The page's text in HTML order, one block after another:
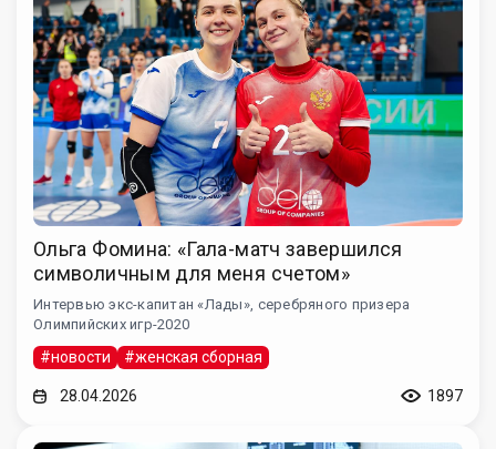
Ольга Фомина: «Гала-матч завершился
символичным для меня счетом»
Интервью экс-капитан «Лады», серебряного призера
Олимпийских игр-2020
#новости #женская сборная
28.04.2026 1897